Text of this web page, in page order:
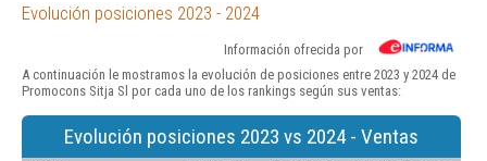
Evolución posiciones 2023 - 2024
Información ofrecida por
A continuación le mostramos la evolución de posiciones entre 2023 y 2024 de
Promocons Sitja Sl por cada uno de los rankings según sus ventas:
Evolución posiciones 2023 vs 2024 - Ventas